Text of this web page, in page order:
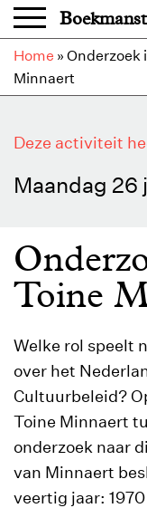
Overslaan en naar
Home » Onderzoek
Minnaert
Deze activiteit
Maandag 26
Toine
Welke rol speelt
over het
Cultuurbeleid?
Toine Minnaert
onderzoek naar
van Minnaert
veertig jaar: 1970